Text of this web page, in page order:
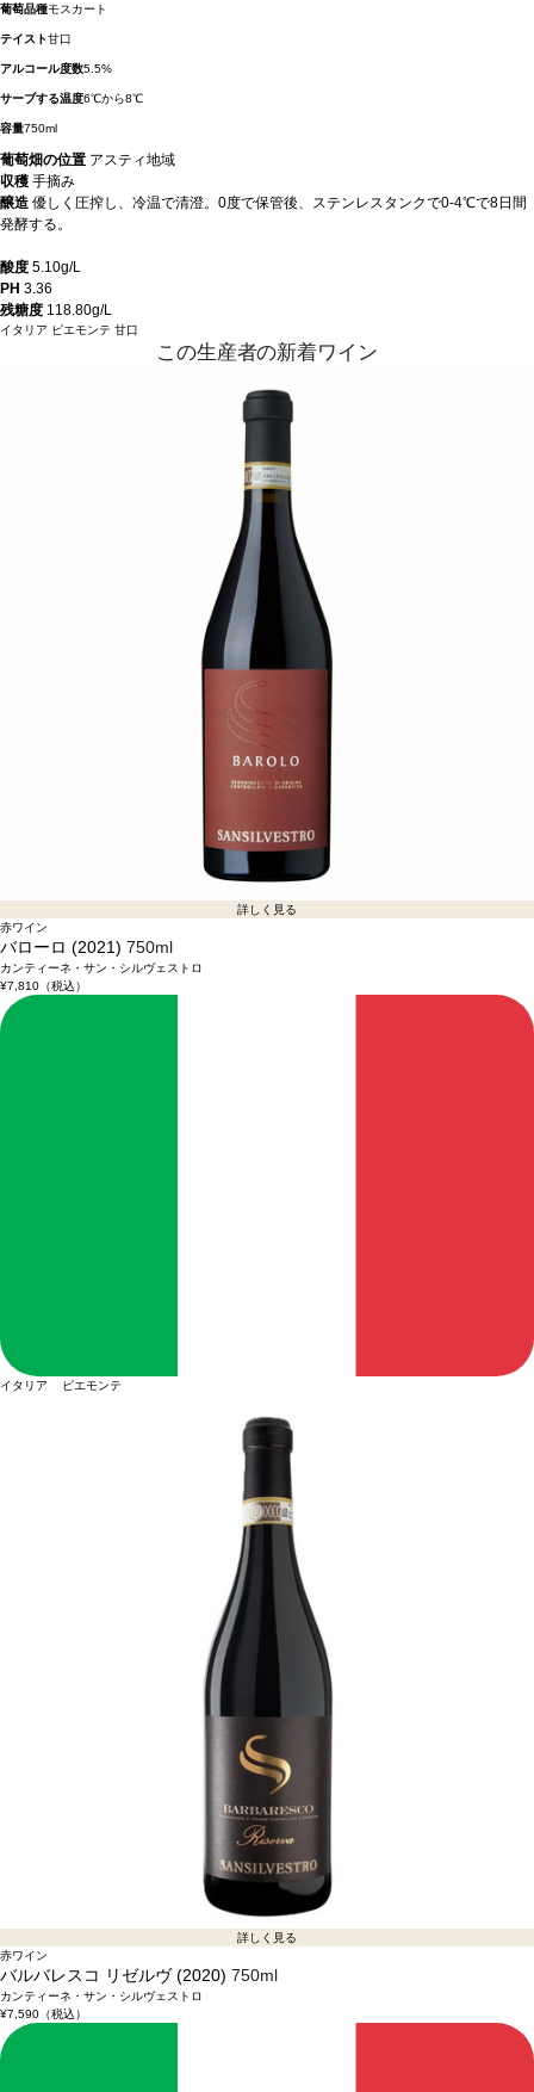
葡萄品種モスカート
テイスト甘口
アルコール度数5.5%
サーブする温度6℃から8℃
容量750ml
葡萄畑の位置 アスティ地域
収穫 手摘み
醸造 優しく圧搾し、冷温で清澄。0度で保管後、ステンレスタンクで0-4℃で8日間
発酵する。
酸度 5.10g/L
PH 3.36
残糖度 118.80g/L
イタリア ピエモンテ 甘口
この生産者の新着ワイン
詳しく見る
赤ワイン
バローロ (2021) 750ml
カンティーネ・サン・シルヴェストロ
¥7,810（税込）
イタリア ピエモンテ
詳しく見る
赤ワイン
バルバレスコ リゼルヴ (2020) 750ml
カンティーネ・サン・シルヴェストロ
¥7,590（税込）